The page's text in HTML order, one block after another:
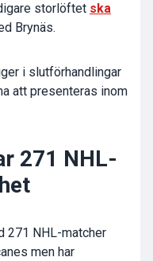
storlöftet ska
Brynäs.
i slutförhandlingar
att presenteras inom
271 NHL-
271 NHL-matcher
men har